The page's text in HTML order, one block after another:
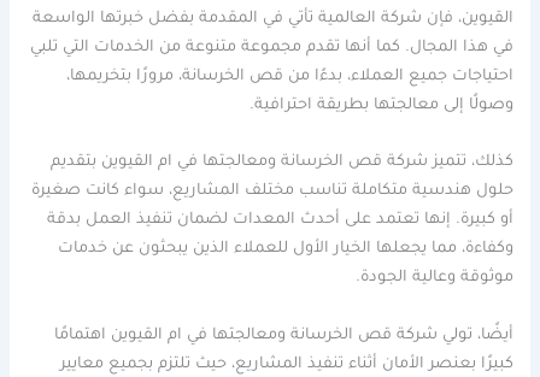
القيوين، فإن شركة العالمية تأتي في المقدمة بفضل خبرتها الواسعة
في هذا المجال. كما أنها تقدم مجموعة متنوعة من الخدمات التي تلبي
احتياجات جميع العملاء، بدءًا من قص الخرسانة، مرورًا بتخريمها،
وصولًا إلى معالجتها بطريقة احترافية.
كذلك، تتميز شركة قص الخرسانة ومعالجتها في ام القيوين بتقديم
حلول هندسية متكاملة تناسب مختلف المشاريع، سواء كانت صغيرة
أو كبيرة. إنها تعتمد على أحدث المعدات لضمان تنفيذ العمل بدقة
وكفاءة، مما يجعلها الخيار الأول للعملاء الذين يبحثون عن خدمات
موثوقة وعالية الجودة.
أيضًا، تولي شركة قص الخرسانة ومعالجتها في ام القيوين اهتمامًا
كبيرًا بعنصر الأمان أثناء تنفيذ المشاريع، حيث تلتزم بجميع معايير